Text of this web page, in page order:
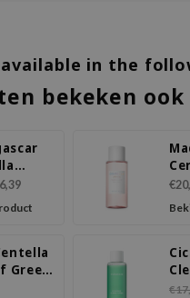
in the
bekeken ook
Green